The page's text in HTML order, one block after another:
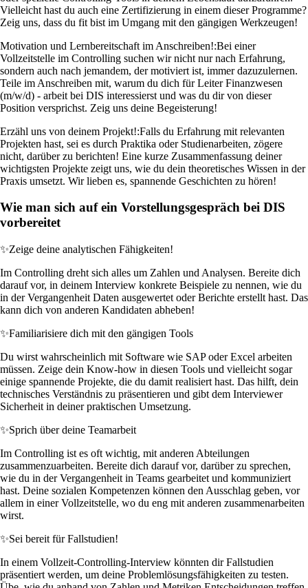
Vielleicht hast du auch eine Zertifizierung in einem dieser Programme?
Zeig uns, dass du fit bist im Umgang mit den gängigen Werkzeugen!
Motivation und Lernbereitschaft im Anschreiben!:Bei einer
Vollzeitstelle im Controlling suchen wir nicht nur nach Erfahrung,
sondern auch nach jemandem, der motiviert ist, immer dazuzulernen.
Teile im Anschreiben mit, warum du dich für Leiter Finanzwesen
(m/w/d) - arbeit bei DIS interessierst und was du dir von dieser
Position versprichst. Zeig uns deine Begeisterung!
Erzähl uns von deinem Projekt!:Falls du Erfahrung mit relevanten
Projekten hast, sei es durch Praktika oder Studienarbeiten, zögere
nicht, darüber zu berichten! Eine kurze Zusammenfassung deiner
wichtigsten Projekte zeigt uns, wie du dein theoretisches Wissen in der
Praxis umsetzt. Wir lieben es, spannende Geschichten zu hören!
Wie man sich auf ein Vorstellungsgespräch bei DIS
vorbereitet
✨Zeige deine analytischen Fähigkeiten!
Im Controlling dreht sich alles um Zahlen und Analysen. Bereite dich
darauf vor, in deinem Interview konkrete Beispiele zu nennen, wie du
in der Vergangenheit Daten ausgewertet oder Berichte erstellt hast. Das
kann dich von anderen Kandidaten abheben!
✨Familiarisiere dich mit den gängigen Tools
Du wirst wahrscheinlich mit Software wie SAP oder Excel arbeiten
müssen. Zeige dein Know-how in diesen Tools und vielleicht sogar
einige spannende Projekte, die du damit realisiert hast. Das hilft, dein
technisches Verständnis zu präsentieren und gibt dem Interviewer
Sicherheit in deiner praktischen Umsetzung.
✨Sprich über deine Teamarbeit
Im Controlling ist es oft wichtig, mit anderen Abteilungen
zusammenzuarbeiten. Bereite dich darauf vor, darüber zu sprechen,
wie du in der Vergangenheit in Teams gearbeitet und kommuniziert
hast. Deine sozialen Kompetenzen können den Ausschlag geben, vor
allem in einer Vollzeitstelle, wo du eng mit anderen zusammenarbeiten
wirst.
✨Sei bereit für Fallstudien!
In einem Vollzeit-Controlling-Interview könnten dir Fallstudien
präsentiert werden, um deine Problemlösungsfähigkeiten zu testen.